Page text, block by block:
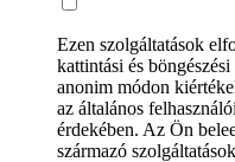
Ezen szolgáltatások
kattintási és
anonim módon
az általános
érdekében. Az Ön
származó